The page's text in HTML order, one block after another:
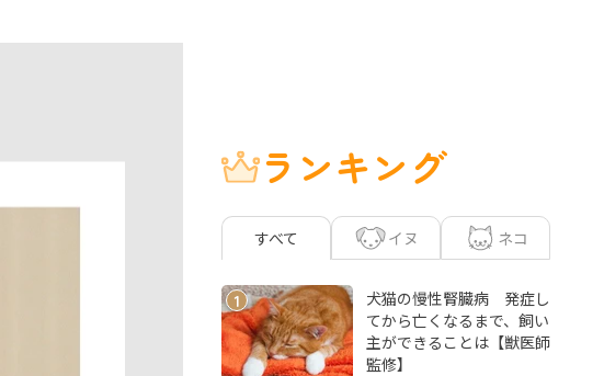
ランキング
すべて イヌ ネコ
1
犬猫の慢性腎臓病 発症し
てから亡くなるまで、飼い
主ができることは【獣医師
監修】